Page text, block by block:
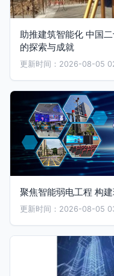
助推建筑智能化 中国
的探索与成就
更新时间：2026-08-05
聚焦智能弱电工程 构
更新时间：2026-08-05